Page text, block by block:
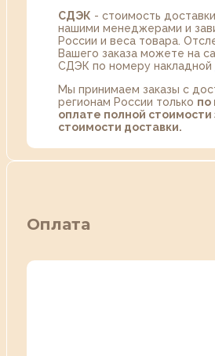
СДЭК - стоимость
нашими менеджерами и
России и веса товара.
Вашего заказа можете на
СДЭК по номеру накладной
Мы принимаем заказы с
регионам России только по
оплате полной стоимости
стоимости доставки.
Оплата